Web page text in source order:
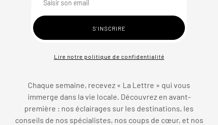
Lire notre politique de confidentialité
Chaque semaine, recevez « La Lettre » qui vous
immerge dans la vie locale. Découvrez en avant-
première : nos éclairages sur les destinations, les
conseils de nos spécialistes, nos coups de cœur, et nos